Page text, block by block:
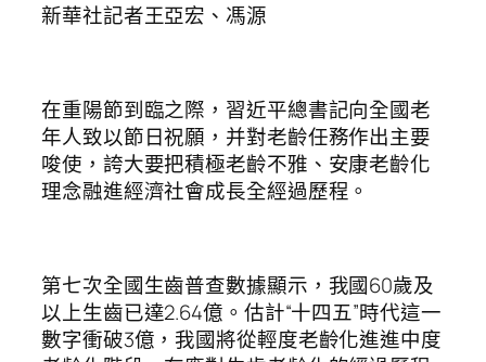
新華社記者王亞宏、馮源
在重陽節到臨之際，習近平總書記向全國老
年人致以節日祝願，并對老齡任務作出主要
唆使，誇大要把積極老齡不雅、安康老齡化
理念融進經濟社會成長全經過歷程。
第七次全國生齒普查數據顯示，我國60歲及
以上生齒已達2.64億。估計“十四五”時代這一
數字衝破3億，我國將從輕度老齡化進進中度